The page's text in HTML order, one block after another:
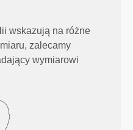
wskazują na różne
zalecamy
wymiarowi